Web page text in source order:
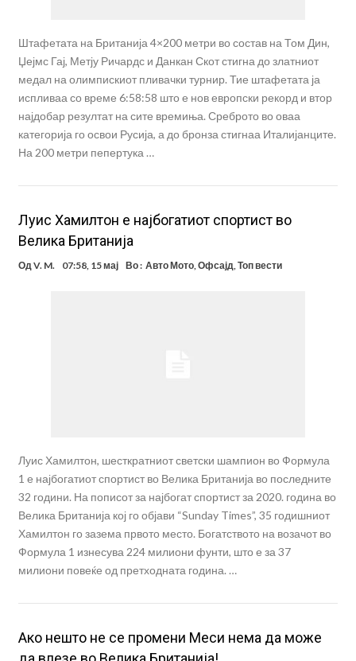
Штафетата на Британија 4×200 метри во состав на Том Дин,
Џејмс Гај, Метју Ричардс и Данкан Скот стигна до златниот
медал на олимпискиот пливачки турнир. Тие штафетата ја
испливаа со време 6:58:58 што е нов европски рекорд и втор
најдобар резултат на сите времиња. Среброто во оваа
категорија го освои Русија, а до бронза стигнаа Италијанците.
На 200 метри пепертука …
Луис Хамилтон е најбогатиот спортист во
Велика Британија
ОдV. M. 07:58, 15 мај Во : Авто Мото,Офсајд,Топ вести
Луис Хамилтон, шесткратниот светски шампион во Формула
1 е најбогатиот спортист во Велика Британија во последните
32 години. На пописот за најбогат спортист за 2020. година во
Велика Британија кој го објави “Sunday Times”, 35 годишниот
Хамилтон го зазема првото место. Богатството на возачот во
Формула 1 изнесува 224 милиони фунти, што е за 37
милиони повеќе од претходната година. …
Ако нешто не се промени Меси нема да може